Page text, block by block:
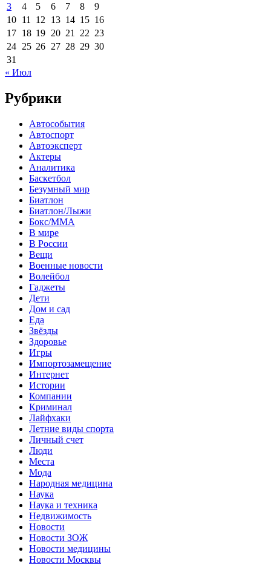
3
4 5 6 7 8
9
10 11 12 13 14 15 16
17 18 19 20 21 22 23
24 25 26 27 28 29 30
31
« Июл
Рубрики
Автособытия
Автоспорт
Автоэксперт
Актеры
Аналитика
Баскетбол
Безумный мир
Биатлон
Биатлон/Лыжи
Бокс/MMA
В мире
В России
Вещи
Военные новости
Волейбол
Гаджеты
Дети
Дом и сад
Еда
Звёзды
Здоровье
Игры
Импортозамещение
Интернет
Истории
Компании
Криминал
Лайфхаки
Летние виды спорта
Личный счет
Люди
Места
Мода
Народная медицина
Наука
Наука и техника
Недвижимость
Новости
Новости ЗОЖ
Новости медицины
Новости Москвы